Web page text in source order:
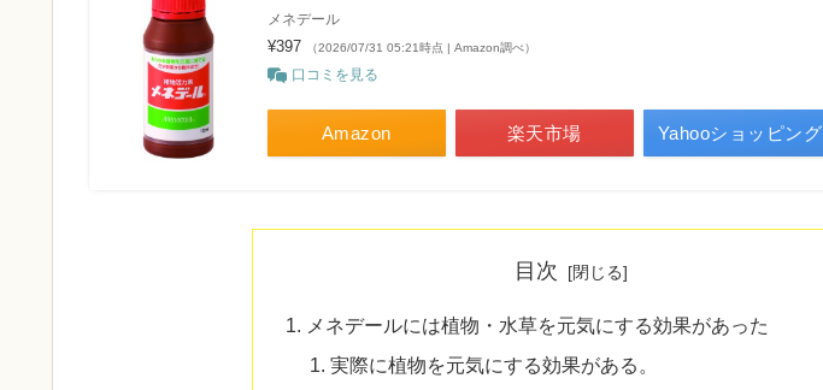
メネデール
¥397 （2026/07/31 05:21時点 | Amazon調べ）
口コミを見る
Amazon 楽天市場 Yahooショッピング
目次
メネデールには植物・水草を元気にする効果があった
実際に植物を元気にする効果がある。